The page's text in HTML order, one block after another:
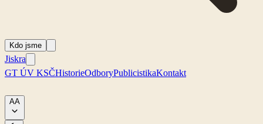
Kdo jsme
Jiskra
GT ÚV KSČHistorieOdboryPublicistikaKontakt
AA